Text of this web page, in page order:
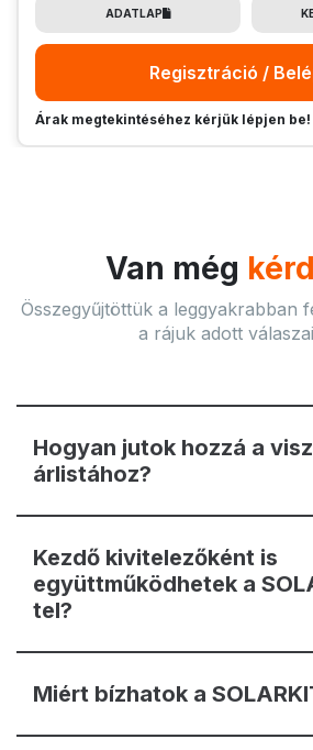
ADATLAP
Regisztráció /
Árak megtekintéséhez kérjük lépjen be!
Van még
Összegyűjtöttük a leggyakrabban
a rájuk adott
Hogyan jutok hozzá a
árlistához?
Kezdő kivitelezőként is
együttműködhetek a
tel?
Miért bízhatok a